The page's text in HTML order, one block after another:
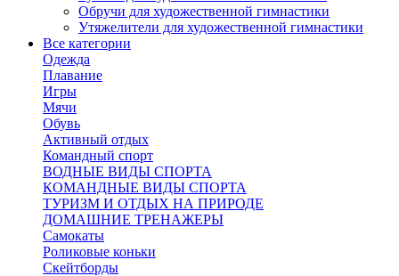
Обручи для художественной гимнастики
Утяжелители для художественной гимнастики
Все категории
Одежда
Плавание
Игры
Мячи
Обувь
Активный отдых
Командный спорт
ВОДНЫЕ ВИДЫ СПОРТА
КОМАНДНЫЕ ВИДЫ СПОРТА
ТУРИЗМ И ОТДЫХ НА ПРИРОДЕ
ДОМАШНИЕ ТРЕНАЖЕРЫ
Самокаты
Роликовые коньки
Скейтборды